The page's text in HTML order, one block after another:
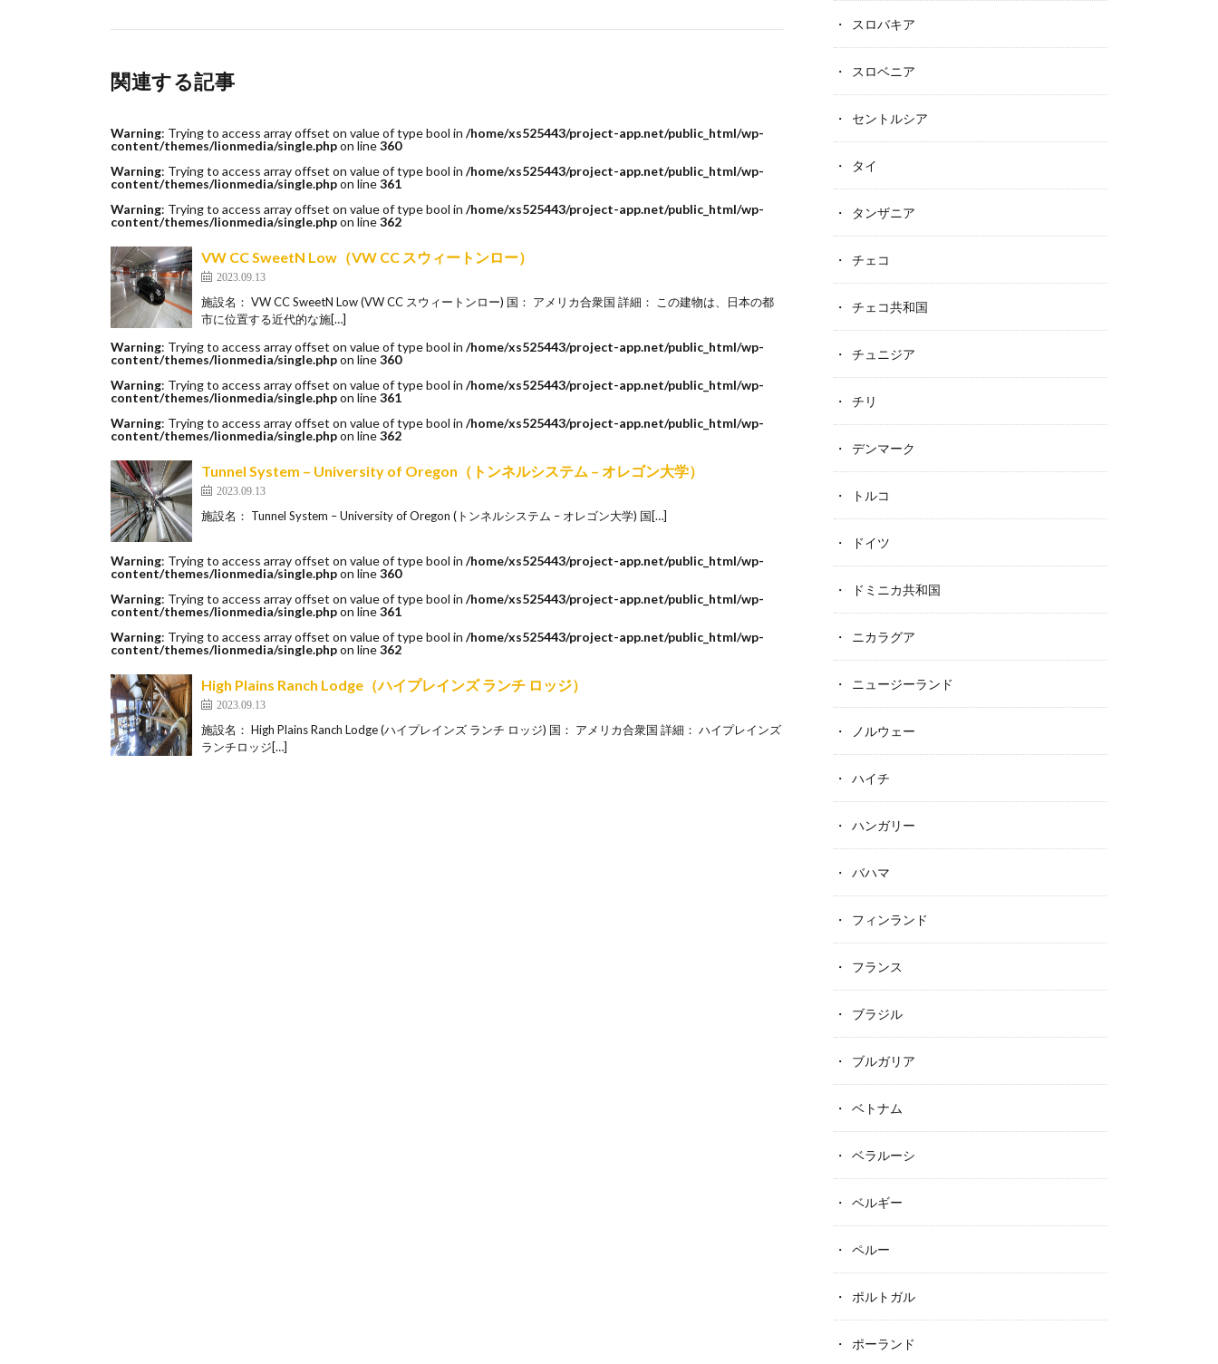
関連する記事
Warning: Trying to access array offset on value of type bool in /home/xs525443/project-app.net/public_html/wp-
content/themes/lionmedia/single.phpon line360
Warning: Trying to access array offset on value of type bool in /home/xs525443/project-app.net/public_html/wp-
content/themes/lionmedia/single.phpon line361
Warning: Trying to access array offset on value of type bool in /home/xs525443/project-app.net/public_html/wp-
content/themes/lionmedia/single.phpon line362
VW CC SweetN Low（VW CC スウィートンロー）
2023.09.13
施設名： VW CC SweetN Low (VW CC スウィートンロー) 国： アメリカ合衆国 詳細： この建物は、日本の都
市に位置する近代的な施[…]
Warning: Trying to access array offset on value of type bool in /home/xs525443/project-app.net/public_html/wp-
content/themes/lionmedia/single.phpon line360
Warning: Trying to access array offset on value of type bool in /home/xs525443/project-app.net/public_html/wp-
content/themes/lionmedia/single.phpon line361
Warning: Trying to access array offset on value of type bool in /home/xs525443/project-app.net/public_html/wp-
content/themes/lionmedia/single.phpon line362
Tunnel System – University of Oregon（トンネルシステム – オレゴン大学）
2023.09.13
施設名： Tunnel System – University of Oregon (トンネルシステム – オレゴン大学) 国[…]
Warning: Trying to access array offset on value of type bool in /home/xs525443/project-app.net/public_html/wp-
content/themes/lionmedia/single.phpon line360
Warning: Trying to access array offset on value of type bool in /home/xs525443/project-app.net/public_html/wp-
content/themes/lionmedia/single.phpon line361
Warning: Trying to access array offset on value of type bool in /home/xs525443/project-app.net/public_html/wp-
content/themes/lionmedia/single.phpon line362
High Plains Ranch Lodge（ハイプレインズ ランチ ロッジ）
2023.09.13
施設名： High Plains Ranch Lodge (ハイプレインズ ランチ ロッジ) 国： アメリカ合衆国 詳細： ハイプレインズ
ランチロッジ[…]
スロバキア
スロベニア
セントルシア
タイ
タンザニア
チェコ
チェコ共和国
チュニジア
チリ
デンマーク
トルコ
ドイツ
ドミニカ共和国
ニカラグア
ニュージーランド
ノルウェー
ハイチ
ハンガリー
バハマ
フィンランド
フランス
ブラジル
ブルガリア
ベトナム
ベラルーシ
ベルギー
ペルー
ポルトガル
ポーランド